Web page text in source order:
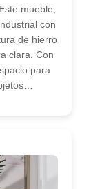
mueble,
con
de hierro
clara. Con
para